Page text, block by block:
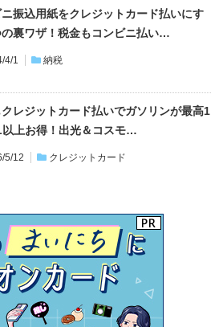
ニ振込用紙をクレジットカード払いにす
の裏ワザ！税金もコンビニ払い…
4/1 納税
レジットカード払いでガソリンが最高1
上お得！出光＆コスモ…
5/12 クレジットカード